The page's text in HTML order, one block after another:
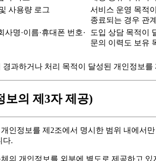
사용량 로그
서비스 운영 목적
종료되는 경우 관
사명·이름·휴대폰 번호·
도입 상담 목적이
문의 이력도 보유
경과하거나 처리 목적이 달성된 개인정보
보의 제3자 제공)
인정보를 제2조에서 명시한 범위 내에서
다.
의 개인정보를 외부에 별도로 제공하고